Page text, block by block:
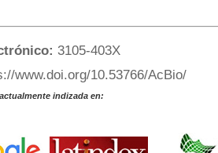
3105-403X
www.doi.org/10.53766/AcBio/
indizada en: